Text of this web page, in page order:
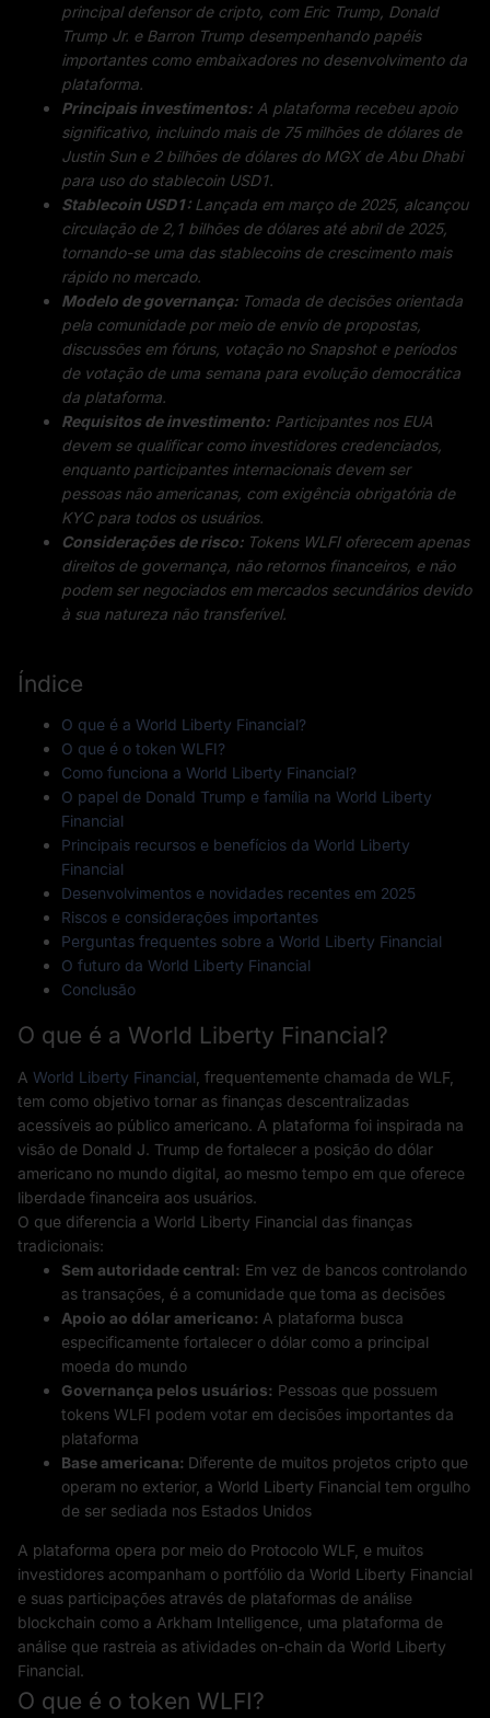
principal defensor de cripto, com Eric Trump, Donald
Trump Jr. e Barron Trump desempenhando papéis
importantes como embaixadores no desenvolvimento da
plataforma.
Principais investimentos: A plataforma recebeu apoio
significativo, incluindo mais de 75 milhões de dólares de
Justin Sun e 2 bilhões de dólares do MGX de Abu Dhabi
para uso do stablecoin USD1.
Stablecoin USD1: Lançada em março de 2025, alcançou
circulação de 2,1 bilhões de dólares até abril de 2025,
tornando-se uma das stablecoins de crescimento mais
rápido no mercado.
Modelo de governança: Tomada de decisões orientada
pela comunidade por meio de envio de propostas,
discussões em fóruns, votação no Snapshot e períodos
de votação de uma semana para evolução democrática
da plataforma.
Requisitos de investimento: Participantes nos EUA
devem se qualificar como investidores credenciados,
enquanto participantes internacionais devem ser
pessoas não americanas, com exigência obrigatória de
KYC para todos os usuários.
Considerações de risco: Tokens WLFI oferecem apenas
direitos de governança, não retornos financeiros, e não
podem ser negociados em mercados secundários devido
à sua natureza não transferível.
Índice
O que é a World Liberty Financial?
O que é o token WLFI?
Como funciona a World Liberty Financial?
O papel de Donald Trump e família na World Liberty
Financial
Principais recursos e benefícios da World Liberty
Financial
Desenvolvimentos e novidades recentes em 2025
Riscos e considerações importantes
Perguntas frequentes sobre a World Liberty Financial
O futuro da World Liberty Financial
Conclusão
O que é a World Liberty Financial?
A World Liberty Financial , frequentemente chamada de WLF,
tem como objetivo tornar as finanças descentralizadas
acessíveis ao público americano. A plataforma foi inspirada na
visão de Donald J. Trump de fortalecer a posição do dólar
americano no mundo digital, ao mesmo tempo em que oferece
liberdade financeira aos usuários.
O que diferencia a World Liberty Financial das finanças
tradicionais:
Sem autoridade central: Em vez de bancos controlando
as transações, é a comunidade que toma as decisões
Apoio ao dólar americano: A plataforma busca
especificamente fortalecer o dólar como a principal
moeda do mundo
Governança pelos usuários: Pessoas que possuem
tokens WLFI podem votar em decisões importantes da
plataforma
Base americana: Diferente de muitos projetos cripto que
operam no exterior, a World Liberty Financial tem orgulho
de ser sediada nos Estados Unidos
A plataforma opera por meio do Protocolo WLF, e muitos
investidores acompanham o portfólio da World Liberty Financial
e suas participações através de plataformas de análise
blockchain como a Arkham Intelligence, uma plataforma de
análise que rastreia as atividades on-chain da World Liberty
Financial.
O que é o token WLFI?